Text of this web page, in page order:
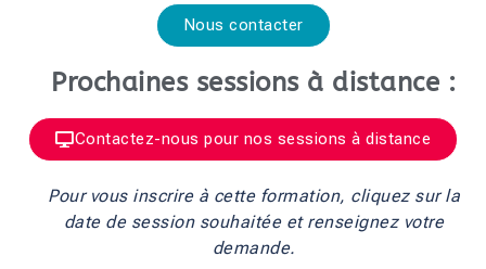
Nous contacter
Prochaines sessions à distance :
Contactez-nous pour nos sessions à distance
Pour vous inscrire à cette formation, cliquez sur la
date de session souhaitée et renseignez votre
demande.